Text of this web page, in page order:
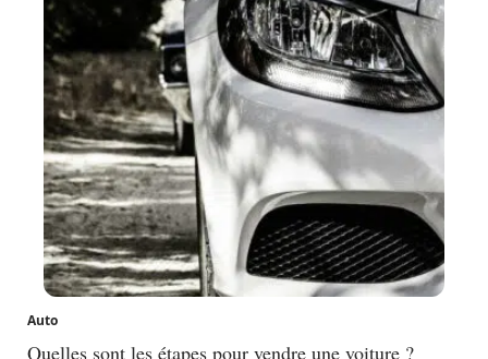
Auto
Quelles sont les étapes pour vendre une voiture ?